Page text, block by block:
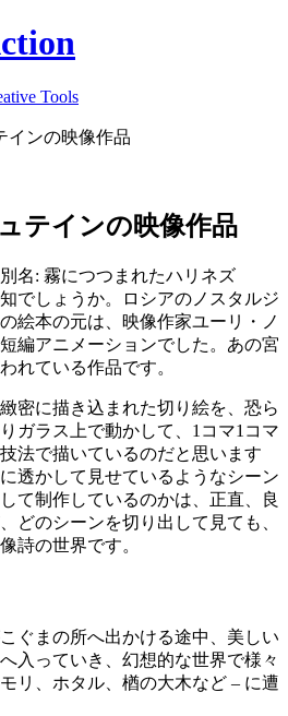
Tools
インの映像作品
テインの映像作品
名: 霧につつまれたハリネズ
でしょうか。ロシアのノスタルジ
絵本の元は、映像作家ユーリ・ノ
編アニメーションでした。あの宮
れている作品です。
密に描き込まれた切り絵を、恐ら
ガラス上で動かして、1コマ1コマ
法で描いているのだと思います
透かして見せているようなシーン
て制作しているのかは、正直、良
どのシーンを切り出して見ても、
詩の世界です。
ぐまの所へ出かける途中、美しい
入っていき、幻想的な世界で様々
リ、ホタル、楢の大木など – に遭